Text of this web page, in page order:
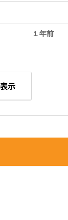
１年前
示